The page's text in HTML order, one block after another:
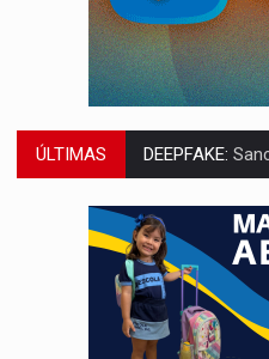
ÚLTIMAS COLEGIADO:
URGENTE:Colisão
ENCONTRO:
PREVISÃO:
SINDICATOS